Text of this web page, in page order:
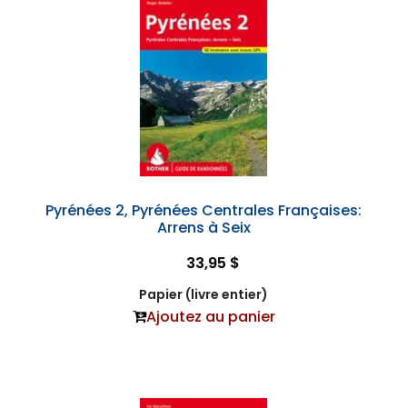
Pyrénées 2, Pyrénées Centrales Françaises:
Arrens à Seix
33,95 $
Papier (livre entier)
Ajoutez au panier